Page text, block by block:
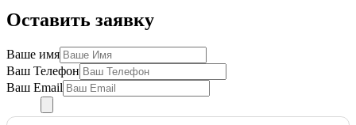
Оставить заявку
Ваше имя
Ваш Телефон
Ваш Email